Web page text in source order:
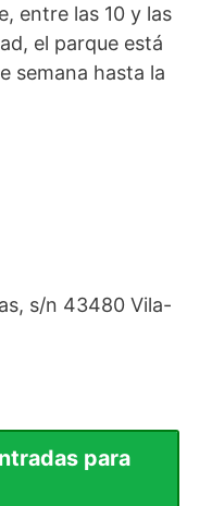
entre las 10 y las
el parque está
semana hasta la
s/n 43480 Vila-
para